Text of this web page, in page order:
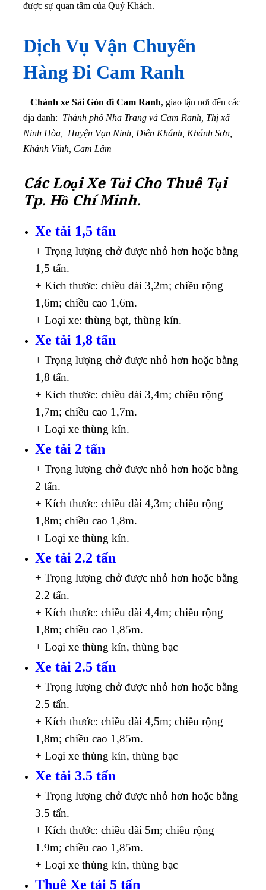
được sự quan tâm của Quý Khách.
Dịch Vụ Vận Chuyển
Hàng Đi Cam Ranh
Chành xe Sài Gòn đi Cam Ranh, giao tận nơi đến các
địa danh: Thành phố Nha Trang và Cam Ranh, Thị xã
Ninh Hòa, Huyện Vạn Ninh, Diên Khánh, Khánh Sơn,
Khánh Vĩnh, Cam Lâm
Các Loại Xe Tải Cho Thuê Tại
Tp. Hồ Chí Minh.
Xe tải 1,5 tấn
+ Trọng lượng chở được nhỏ hơn hoặc bằng
1,5 tấn.
+ Kích thước: chiều dài 3,2m; chiều rộng
1,6m; chiều cao 1,6m.
+ Loại xe: thùng bạt, thùng kín.
Xe tải 1,8 tấn
+ Trọng lượng chở được nhỏ hơn hoặc bằng
1,8 tấn.
+ Kích thước: chiều dài 3,4m; chiều rộng
1,7m; chiều cao 1,7m.
+ Loại xe thùng kín.
Xe tải 2 tấn
+ Trọng lượng chở được nhỏ hơn hoặc bằng
2 tấn.
+ Kích thước: chiều dài 4,3m; chiều rộng
1,8m; chiều cao 1,8m.
+ Loại xe thùng kín.
Xe tải 2.2 tấn
+ Trọng lượng chở được nhỏ hơn hoặc bằng
2.2 tấn.
+ Kích thước: chiều dài 4,4m; chiều rộng
1,8m; chiều cao 1,85m.
+ Loại xe thùng kín, thùng bạc
Xe tải 2.5 tấn
+ Trọng lượng chở được nhỏ hơn hoặc bằng
2.5 tấn.
+ Kích thước: chiều dài 4,5m; chiều rộng
1,8m; chiều cao 1,85m.
+ Loại xe thùng kín, thùng bạc
Xe tải 3.5 tấn
+ Trọng lượng chở được nhỏ hơn hoặc bằng
3.5 tấn.
+ Kích thước: chiều dài 5m; chiều rộng
1.9m; chiều cao 1,85m.
+ Loại xe thùng kín, thùng bạc
Thuê Xe tải 5 tấn